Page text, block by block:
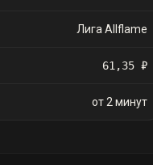
Лига Allflame
61,35 ₽
от 2 минут